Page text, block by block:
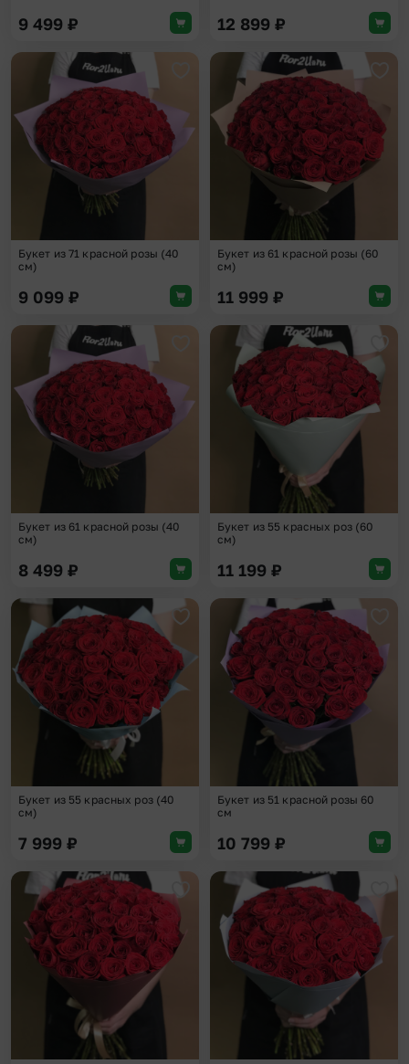
9 499 ₽ 12 899 ₽
Добавить в избранное
Букет из 71 красной розы (40
см)
9 099 ₽
Букет из 61 красной розы (60
см)
11 999 ₽
Добавить в избранное
Букет из 61 красной розы (40
см)
8 499 ₽
Букет из 55 красных роз (60
см)
11 199 ₽
Добавить в избранное
Букет из 55 красных роз (40
см)
7 999 ₽
Букет из 51 красной розы 60
см
10 799 ₽
Добавить в избранное